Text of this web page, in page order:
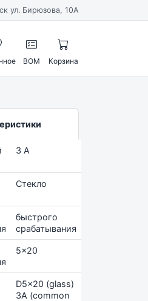
ул. Бирюзова, 10А
BOM Корзина
3 А
Стекло
быстрого
срабатывания
5x20
D5x20 (glass)
3A (common